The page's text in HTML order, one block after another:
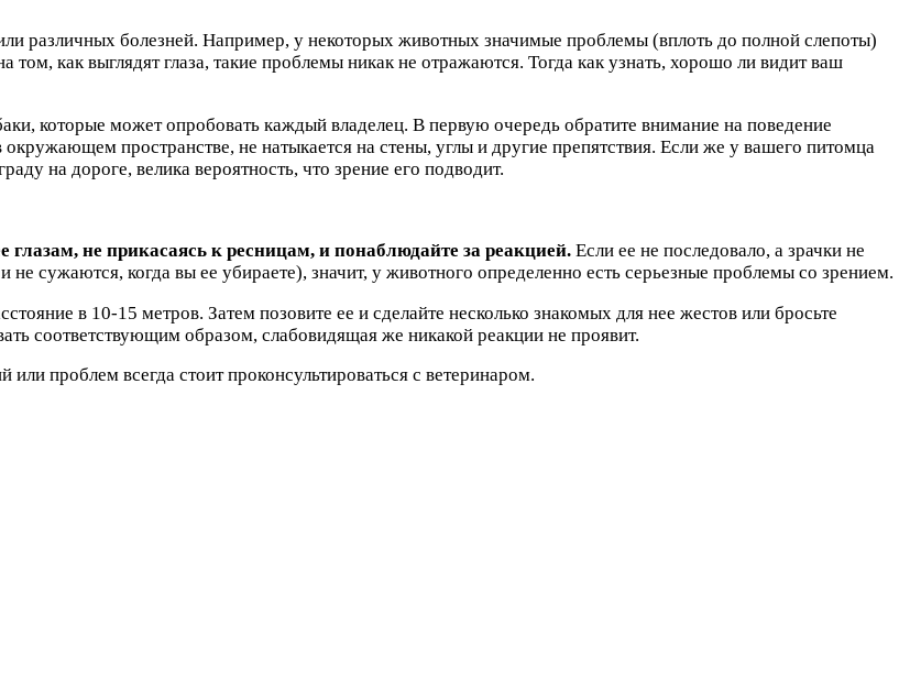
различных болезней. Например, у некоторых животных значимые проблемы (вплоть до полной слепоты)
как выглядят глаза, такие проблемы никак не отражаются. Тогда как узнать, хорошо ли видит ваш
которые может опробовать каждый владелец. В первую очередь обратите внимание на поведение
пространстве, не натыкается на стены, углы и другие препятствия. Если же у вашего питомца
на дороге, велика вероятность, что зрение его подводит.
глазам, не прикасаясь к ресницам, и понаблюдайте за реакцией. Если ее не последовало, а зрачки не
не сужаются, когда вы ее убираете), значит, у животного определенно есть серьезные проблемы со зрением.
в 10-15 метров. Затем позовите ее и сделайте несколько знакомых для нее жестов или бросьте
соответствующим образом, слабовидящая же никакой реакции не проявит.
проблем всегда стоит проконсультироваться с ветеринаром.